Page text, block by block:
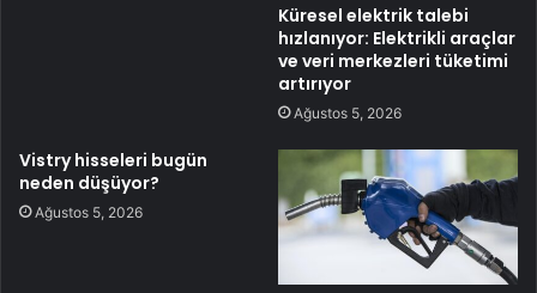
Küresel elektrik talebi
hızlanıyor: Elektrikli araçlar
ve veri merkezleri tüketimi
artırıyor
Ağustos 5, 2026
Vistry hisseleri bugün
neden düşüyor?
Ağustos 5, 2026